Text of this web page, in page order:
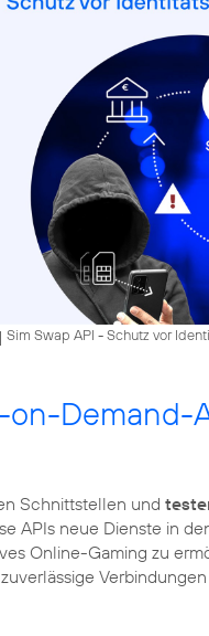
Sim Swap API - Schutz vor
Demand-
Schnittstellen und
APIs neue Dienste in
Online-Gaming zu